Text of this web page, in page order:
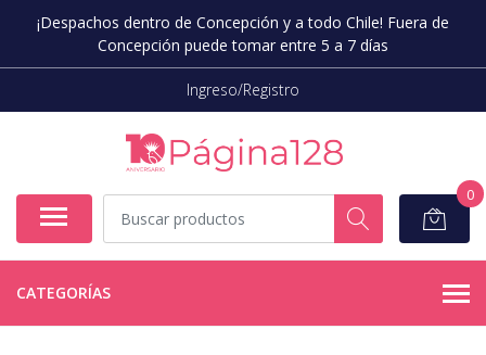
¡Despachos dentro de Concepción y a todo Chile! Fuera de
Concepción puede tomar entre 5 a 7 días
Ingreso/Registro
0
CATEGORÍAS